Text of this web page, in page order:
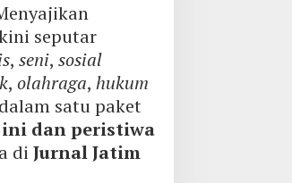
seputar
, seni, sosial
, olahraga, hukum
satu paket
dan peristiwa
di Jurnal Jatim